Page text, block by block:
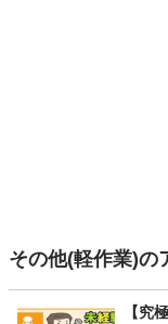
その他(軽作業)の
【究